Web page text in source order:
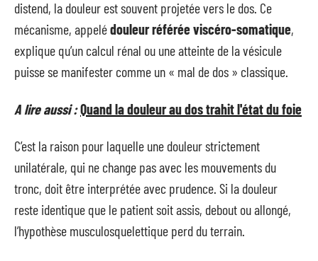
distend, la douleur est souvent projetée vers le dos. Ce
mécanisme, appelédouleur référée viscéro-somatique,
explique qu’un calcul rénal ou une atteinte de la vésicule
puisse se manifester comme un « mal de dos » classique.
A lire aussi :Quand la douleur au dos trahit l'état du foie
C’est la raison pour laquelle une douleur strictement
unilatérale, qui ne change pas avec les mouvements du
tronc, doit être interprétée avec prudence. Si la douleur
reste identique que le patient soit assis, debout ou allongé,
l’hypothèse musculosquelettique perd du terrain.